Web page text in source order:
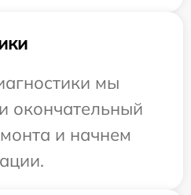
мы
окончательный
и начнем